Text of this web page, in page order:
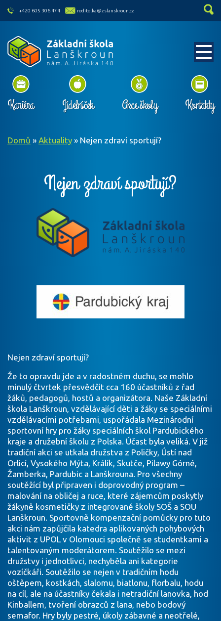
skip to main content
+420 605 306 474 reditelka@zslanskroun.cz
Kariéra Jídelníček Akce školy Kontakty
Domů » Aktuality » Nejen zdraví sportují?
Nejen zdraví sportují?
Nejen zdraví sportují?
Že to opravdu jde a v radostném duchu, se mohlo
minulý čtvrtek přesvědčit cca 160 účastníků z řad
žáků, pedagogů, hostů a organizátora. Naše Základní
škola Lanškroun, vzdělávající děti a žáky se speciálními
vzdělávacími potřebami, uspořádala Mezinárodní
sportovní hry pro žáky speciálních škol Pardubického
kraje a družební školu z Polska. Účast byla veliká. V již
tradiční akci se utkala družstva z Poličky, Ústí nad
Orlicí, Vysokého Mýta, Králík, Skutče, Pilawy Górné,
Žamberka, Pardubic a Lanškrouna. Pro všechny
soutěžící byl připraven i doprovodný program –
malování na obličej a ruce, které zájemcům poskytly
žákyně kosmetičky z integrované školy SOŠ a SOU
Lanškroun. Sportovně kompenzační pomůcky pro tuto
akci nám zapůjčila katedra aplikovaných pohybových
aktivit z UPOL v Olomouci společně se studentkami a
talentovaným moderátorem. Soutěžilo se mezi
družstvy i jednotlivci, nechyběla ani kategorie
vozíčkáři. Soutěžilo se nejen v tradičním hodu
oštěpem, kostkách, slalomu, biatlonu, florbalu, hodu
na cíl, ale na účastníky čekala i netradiční lanovka, hod
Kinballem, tvoření obrazců z lana, nebo bodový
semafor. Hry byly pestré, úkoly zábavné a neotřelé,